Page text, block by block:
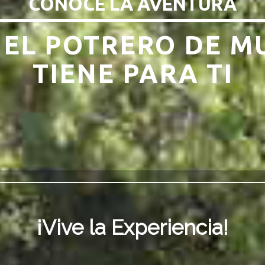
POTRERO DE
TIENE PARA TI
¡Vive la Experiencia!